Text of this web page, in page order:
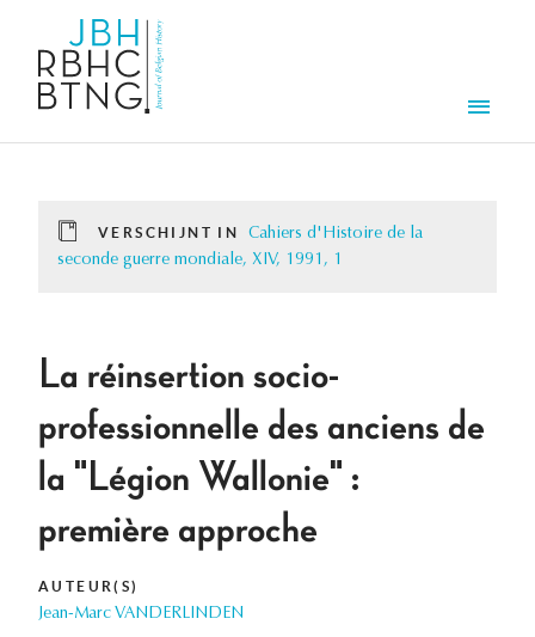
VERSCHIJNT IN
Cahiers d'Histoire de la
seconde guerre mondiale, XIV, 1991, 1
La réinsertion socio-
professionnelle des anciens de
la "Légion Wallonie" :
première approche
AUTEUR(S)
Jean-Marc VANDERLINDEN